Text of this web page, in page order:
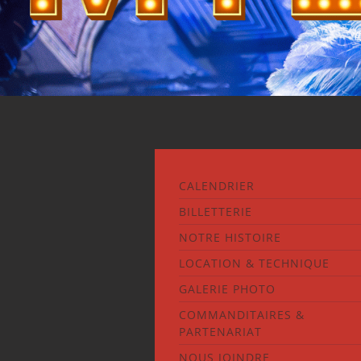
CALENDRIER
BILLETTERIE
NOTRE HISTOIRE
LOCATION & TECHNIQUE
GALERIE PHOTO
COMMANDITAIRES &
PARTENARIAT
NOUS JOINDRE